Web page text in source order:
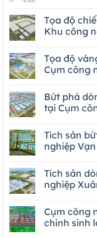
Tọa độ
Khu công
Tọa độ
Cụm công
Bứt phá
tại Cụm
Tích sản
nghiệp
Tích sản
nghiệp
Cụm công
chính sinh